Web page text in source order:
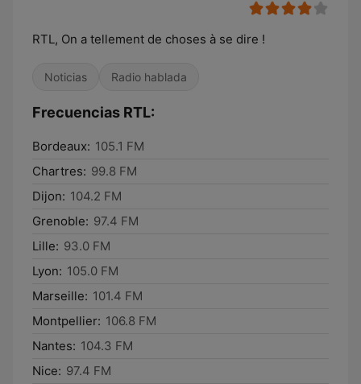
RTL, On a tellement de choses à se dire !
Noticias Radio hablada
Frecuencias RTL:
Bordeaux: 105.1 FM
Chartres: 99.8 FM
Dijon: 104.2 FM
Grenoble: 97.4 FM
Lille: 93.0 FM
Lyon: 105.0 FM
Marseille: 101.4 FM
Montpellier: 106.8 FM
Nantes: 104.3 FM
Nice: 97.4 FM